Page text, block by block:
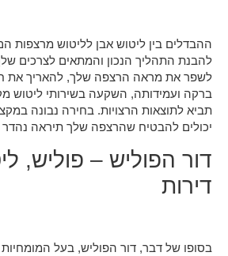
ההבדלים בין ליטוש אבן לליטוש מרצפות
להבנת התהליך הנכון והמתאים לצרכים
לשפר את מראה הרצפה שלך, להאריך את
ברקה ועמידותה, השקעה בשירותי ליטוש
תביא לתוצאות הרצויות. בחירה נבונה
יכולים להבטיח שהרצפה שלך תיראה נהדר
דור הפוליש – פוליש,
דירות
בסופו של דבר, דור הפוליש, בעל